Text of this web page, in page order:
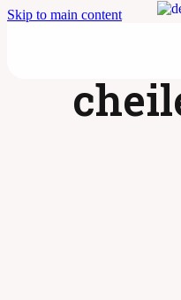
Skip to main content